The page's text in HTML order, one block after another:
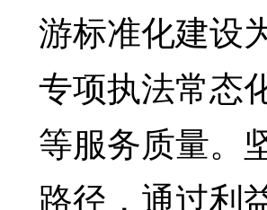
游标准化建设
专项执法常态
等服务质量。
路径，通过利